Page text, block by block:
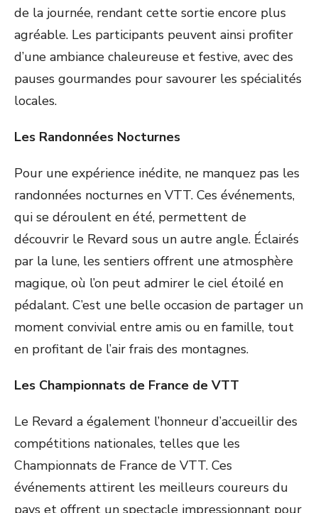
de la journée, rendant cette sortie encore plus
agréable. Les participants peuvent ainsi profiter
d’une ambiance chaleureuse et festive, avec des
pauses gourmandes pour savourer les spécialités
locales.
Les Randonnées Nocturnes
Pour une expérience inédite, ne manquez pas les
randonnées nocturnes en VTT. Ces événements,
qui se déroulent en été, permettent de
découvrir le Revard sous un autre angle. Éclairés
par la lune, les sentiers offrent une atmosphère
magique, où l’on peut admirer le ciel étoilé en
pédalant. C’est une belle occasion de partager un
moment convivial entre amis ou en famille, tout
en profitant de l’air frais des montagnes.
Les Championnats de France de VTT
Le Revard a également l’honneur d’accueillir des
compétitions nationales, telles que les
Championnats de France de VTT. Ces
événements attirent les meilleurs coureurs du
pays et offrent un spectacle impressionnant pour